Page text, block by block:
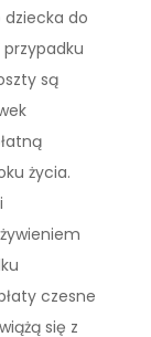
do
są
życia.
czesne
się z